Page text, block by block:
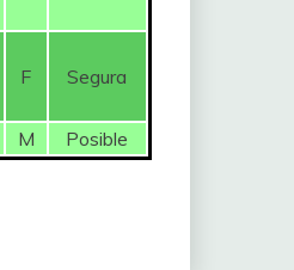
F Segura
M Posible